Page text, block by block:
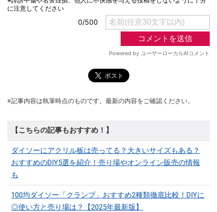
※記事内容は執筆時点のものです。最新の内容をご確認ください。
【こちらの記事もおすすめ！】
ダイソーにアクリル板は売ってる？大きいサイズもある？
おすすめのDIY5選を紹介！売り場やオンライン販売の情報
も
100均ダイソー「クランプ」おすすめ2種類徹底比較！DIYに
◎使い方と売り場は？【2025年最新版】